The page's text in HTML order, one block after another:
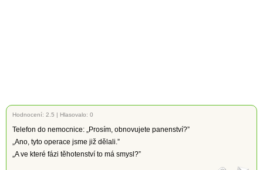
Hodnocení: 2.5 | Hlasovalo: 0
Telefon do nemocnice: „Prosím, obnovujete panenství?”
„Ano, tyto operace jsme již dělali.”
„A ve které fázi těhotenství to má smysl?”